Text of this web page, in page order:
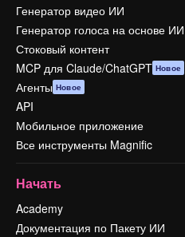
Генератор видео ИИ
Генератор голоса на основе ИИ
Стоковый контент
MCP для Claude/ChatGPT Новое
Агенты Новое
API
Мобильное приложение
Все инструменты Magnific
Начать
Academy
Документация по Пакету ИИ